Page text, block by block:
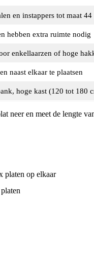
en instappers tot maat 44
hebben extra ruimte nodig
enkellaarzen of hoge
naast elkaar te plaatsen
hoge kast (120 tot 180
neer en meet de lengte